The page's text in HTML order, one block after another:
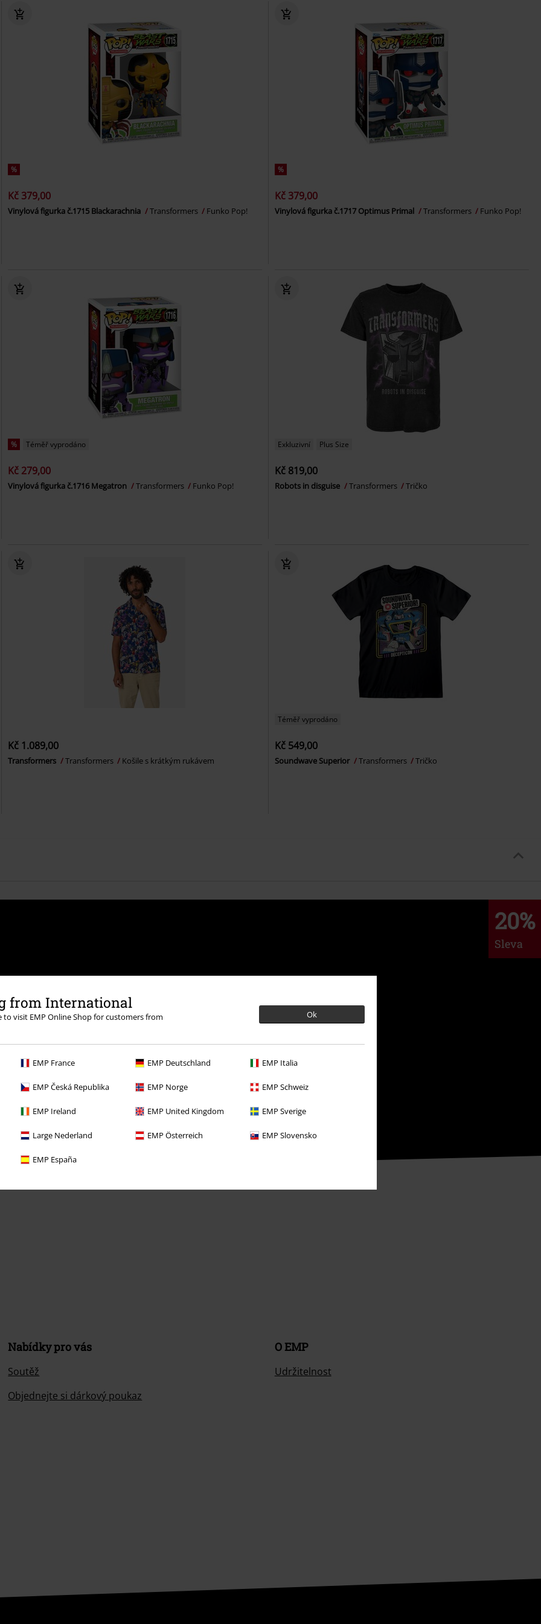
from International
to visit EMP Online Shop for customers from
Ok
EMP France EMP Deutschland EMP Italia
EMP Česká Republika EMP Norge EMP Schweiz
EMP Ireland EMP United Kingdom EMP Sverige
Large Nederland EMP Österreich EMP Slovensko
EMP España
%
Kč 379,00
Vinylová figurka č.1715 Blackarachnia Transformers Funko Pop!
%
Kč 379,00
Vinylová figurka č.1717 Optimus Primal Transformers Funko Pop!
% Téměř vyprodáno
Kč 279,00
Vinylová figurka č.1716 Megatron Transformers Funko Pop!
Exkluzivní Plus Size
Kč 819,00
Robots in disguise Transformers Tričko
Kč 1.089,00
Transformers Transformers Košile s krátkým rukávem
Téměř vyprodáno
Kč 549,00
Soundwave Superior Transformers Tričko
20%
Sleva
mbH může zpracovávat
údaje budou zpracovány v souladu
odhlašovací odkaz/link.
kódy. Po vložení a potvrzení kódu
média, knihy, vstupenky, dárkové
Sahne Fischfilet, Broilers, Böhse
Nabídky pro vás
Soutěž
Objednejte si dárkový poukaz
O EMP
Udržitelnost